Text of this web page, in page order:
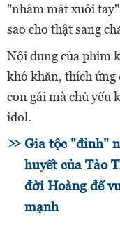
"nhắm mắt xuôi
sao cho thật sang
Nội dung của phim
khó khăn, thích ứng
con gái mà chủ yếu
idol.
Gia tộc "đỉnh"
huyết của Tào
đời Hoàng đế
mạnh